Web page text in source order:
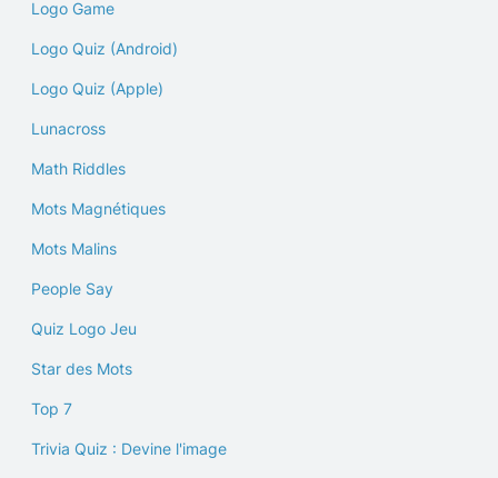
Logo Game
Logo Quiz (Android)
Logo Quiz (Apple)
Lunacross
Math Riddles
Mots Magnétiques
Mots Malins
People Say
Quiz Logo Jeu
Star des Mots
Top 7
Trivia Quiz : Devine l'image